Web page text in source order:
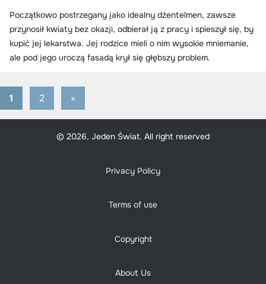
Początkowo postrzegany jako idealny dżentelmen, zawsze
przynosił kwiaty bez okazji, odbierał ją z pracy i spieszył się, by
kupić jej lekarstwa. Jej rodzice mieli o nim wysokie mniemanie,
ale pod jego uroczą fasadą krył się głębszy problem.
Stronicowanie
wpisów
1 2
Next
»
© 2026, Jeden Świat. All right reserved
Privacy Policy
Terms of use
Copyright
About Us